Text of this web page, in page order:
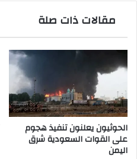
مقالات ذات صلة
الحوثيون يعلنون تنفيذ هجوم
على القوات السعودية شرق
اليمن